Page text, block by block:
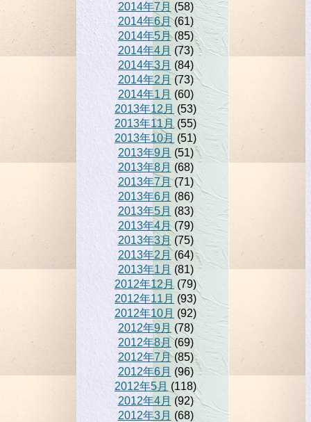
2014年7月 (58)
2014年6月(61)
2014年5月(85)
2014年4月 (73)
2014年3月 (84)
2014年2月 (73)
2014年1月 (60)
2013年12月 (53)
2013年11月(55)
2013年10月 (51)
2013年9月 (51)
2013年8月 (68)
2013年7月(71)
2013年6月 (86)
2013年5月 (83)
2013年4月(79)
2013年3月(75)
2013年2月 (64)
2013年1月(81)
2012年12月 (79)
2012年11月 (93)
2012年10月 (92)
2012年9月 (78)
2012年8月(69)
2012年7月(85)
2012年6月(96)
2012年5月 (118)
2012年4月 (92)
2012年3月 (68)